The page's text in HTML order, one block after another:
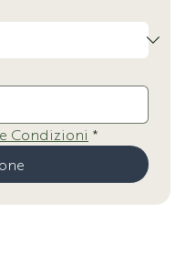
Condizioni *